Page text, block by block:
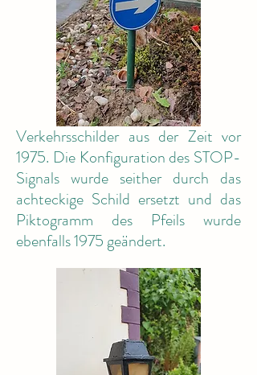
Verkehrsschilder aus der Zeit vor
1975. Die Konfiguration des STOP-
Signals wurde seither durch das
achteckige Schild ersetzt und das
Piktogramm des Pfeils wurde
ebenfalls 1975 geändert.